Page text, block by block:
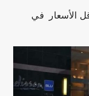
الأسعار في